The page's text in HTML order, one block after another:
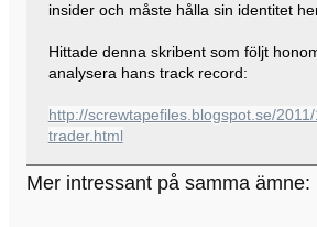
insider och måste hålla sin identitet
Hittade denna skribent som följt
analysera hans track record:
http://screwtapefiles.blogspot.se/
trader.html
Mer intressant på samma ämne: